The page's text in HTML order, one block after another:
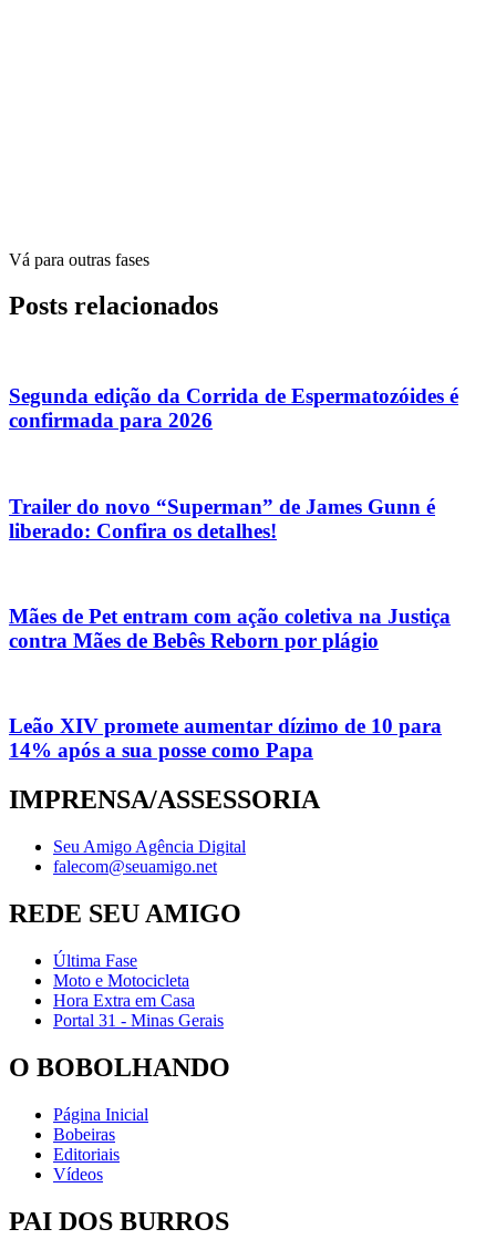
Vá para outras fases
Posts relacionados
Segunda edição da Corrida de Espermatozóides é
confirmada para 2026
Trailer do novo “Superman” de James Gunn é
liberado: Confira os detalhes!
Mães de Pet entram com ação coletiva na Justiça
contra Mães de Bebês Reborn por plágio
Leão XIV promete aumentar dízimo de 10 para
14% após a sua posse como Papa
IMPRENSA/ASSESSORIA
Seu Amigo Agência Digital
falecom@seuamigo.net
REDE SEU AMIGO
Última Fase
Moto e Motocicleta
Hora Extra em Casa
Portal 31 - Minas Gerais
O BOBOLHANDO
Página Inicial
Bobeiras
Editoriais
Vídeos
PAI DOS BURROS